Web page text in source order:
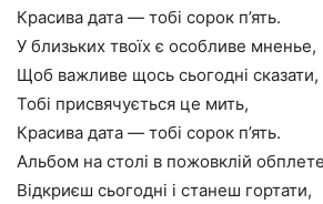
Красива дата — тобі сорок п’ять.
У близьких твоїх є особливе мненье,
Щоб важливе щось сьогодні сказати,
Тобі присвячується це мить,
Красива дата — тобі сорок п’ять.
Альбом на столі в пожовклій
Відкриєш сьогодні і станеш гортати,